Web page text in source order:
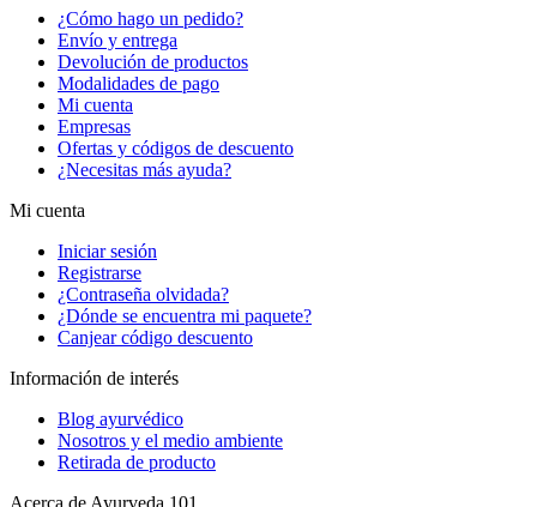
¿Cómo hago un pedido?
Envío y entrega
Devolución de productos
Modalidades de pago
Mi cuenta
Empresas
Ofertas y códigos de descuento
¿Necesitas más ayuda?
Mi cuenta
Iniciar sesión
Registrarse
¿Contraseña olvidada?
¿Dónde se encuentra mi paquete?
Canjear código descuento
Información de interés
Blog ayurvédico
Nosotros y el medio ambiente
Retirada de producto
Acerca de Ayurveda 101